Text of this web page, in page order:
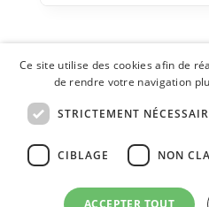
Envie
Ce site utilise des cookies afin de
de rendre votre navigation
STRICTEMENT
CIBLAGE NON
ACCEPTER TOUT